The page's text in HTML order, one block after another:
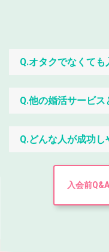
Q.オタクでなくても
Q.他の婚活サービ
Q.どんな人が成功し
入会前